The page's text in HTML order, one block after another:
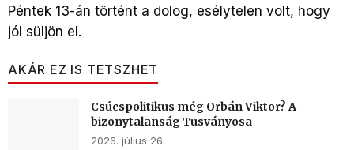
Péntek 13-án történt a dolog, esélytelen volt, hogy
jól süljön el.
AKÁR EZ IS TETSZHET
Csúcspolitikus még Orbán Viktor? A
bizonytalanság Tusványosa
2026. július 26.